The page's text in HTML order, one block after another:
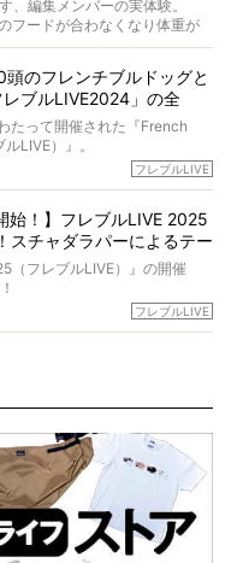
りすぎない、むしろ心がスッ
です！
うに向き合うべきなのか。
、編集メンバーの実体験。
フードが合わなくなり体重が
く「年齢のせいですね…」と言
そんなとき、我が家に届いたの
の試食品でした。
ド)」を食べつづけて二年、愛
にお散歩をしています。
までを包み隠さず、時系列で
頭のフレンチブルドッグと
ブルLIVE2024」の全
たって開催された『French
LIVE）』。
チブルドッグと7,000人のフレ
のロッチさん。day2の音楽フ
が出演するなど、例年以上
ら。全国のフレンチブルドッ
LIVE2024」の模様を、詳しく
フレブルLIVE
始！】フレブルLIVE 2025
スチャダラパーによるテー
（フレブルLIVE）』の開催
いよ販売スタートです！
りしていますので、最後まで
フレブルLIVE